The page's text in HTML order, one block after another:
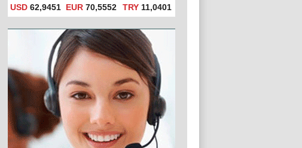
USD 62,9451 EUR 70,5552 TRY 11,0401